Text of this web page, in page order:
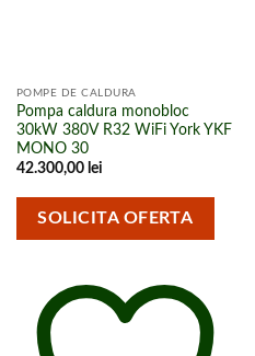
POMPE DE CALDURA
Pompa caldura monobloc
30kW 380V R32 WiFi York YKF
MONO 30
42.300,00 lei
SOLICITA OFERTA